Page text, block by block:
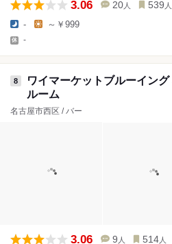
3.06 20 人 539 人
- ～￥999
-
8
ワイマーケットブルーイン
ルーム
名古屋市西区 / バー
3.06 9 人 514 人